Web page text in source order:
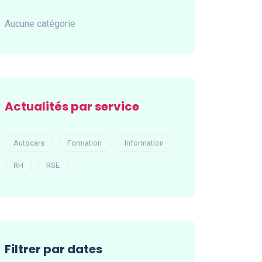
Aucune catégorie
Actualités par service
Autocars Formation Information
RH RSE
Filtrer par dates